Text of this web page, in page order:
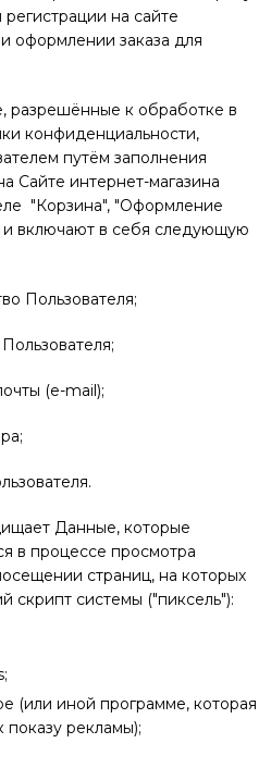
на сайте
оформлении заказа для
разрешённые к обработке в
конфиденциальности,
путём заполнения
Сайте интернет-магазина
"Корзина", "Оформление
и включают в себя следующую
Пользователя;
(e-mail);
Данные, которые
в процессе просмотра
страниц, на которых
скрипт системы ("пиксель"):
(или иной программе, которая
показу рекламы);